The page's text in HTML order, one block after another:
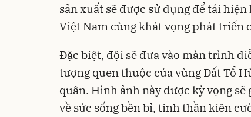
sản xuất sẽ được sử dụng để tái
Việt Nam cùng khát vọng phát triển
Đặc biệt, đội sẽ đưa vào màn trình
tượng quen thuộc của vùng Đất Tổ
quân. Hình ảnh này được kỳ vọng
về sức sống bền bỉ, tinh thần kiên